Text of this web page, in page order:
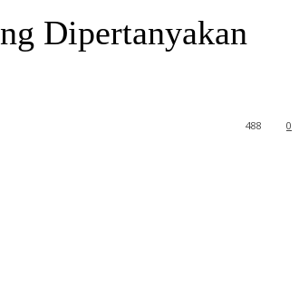
Dipertanyakan
0
488